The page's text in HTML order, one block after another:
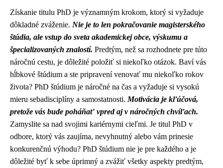
Získanie titulu PhD je významným krokom, ktorý si vyžaduje
dôkladné zváženie. Nie je to len pokračovanie magisterského
štúdia, ale vstup do sveta akademickej obce, výskumu a
špecializovaných znalostí. Predtým, než sa rozhodnete pre túto
náročnú cestu, je dôležité položiť si niekoľko otázok. Baví vás
hĺbkové štúdium a ste pripravení venovať mu niekoľko rokov
života? PhD štúdium je náročné na čas a vyžaduje si vysokú
mieru sebadisciplíny a samostatnosti. Motivácia je kľúčová,
pretože vás bude poháňať vpred aj v náročných chvíľach.
Zamyslite sa nad svojimi kariérnymi cieľmi. Je titul PhD v
odbore, ktorý vás zaujíma, nevyhnutný alebo vám prinesie
konkurenčnú výhodu? PhD štúdium nie je pre každého a je
dôležité byť k sebe úprimný a zvážiť všetky aspekty predtým,